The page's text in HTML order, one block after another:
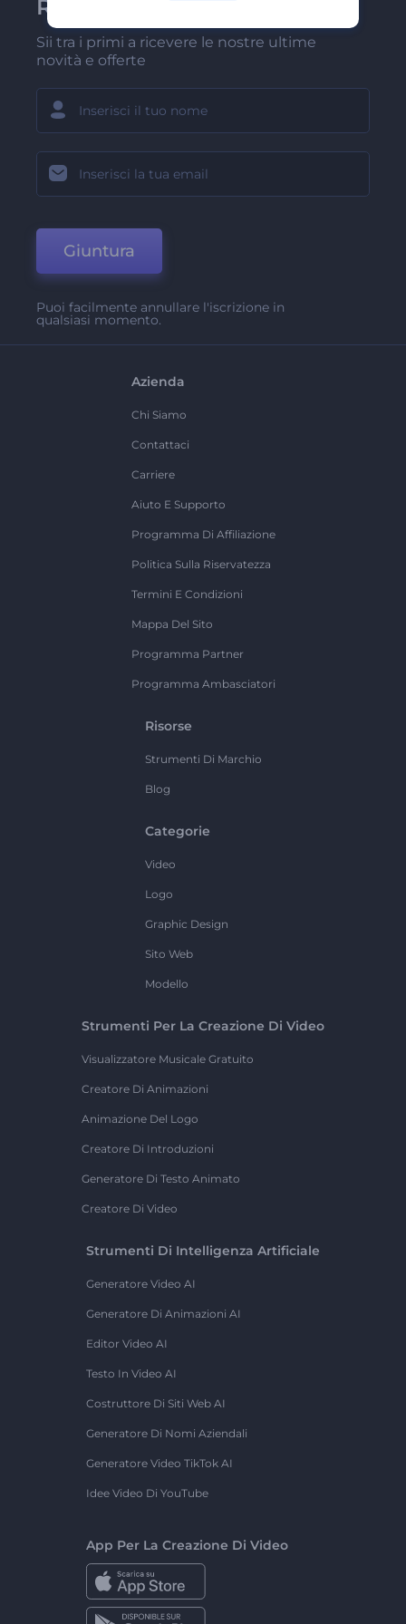
Renderforest
Sii tra i primi a ricevere le nostre ultime
novità e offerte
Giuntura
Puoi facilmente annullare l'iscrizione in
qualsiasi momento.
Azienda
Chi Siamo
Contattaci
Carriere
Aiuto E Supporto
Programma Di Affiliazione
Politica Sulla Riservatezza
Termini E Condizioni
Mappa Del Sito
Programma Partner
Programma Ambasciatori
Risorse
Strumenti Di Marchio
Blog
Categorie
Video
Logo
Graphic Design
Sito Web
Modello
Strumenti Per La Creazione Di Video
Visualizzatore Musicale Gratuito
Creatore Di Animazioni
Animazione Del Logo
Creatore Di Introduzioni
Generatore Di Testo Animato
Creatore Di Video
Strumenti Di Intelligenza Artificiale
Generatore Video AI
Generatore Di Animazioni AI
Editor Video AI
Testo In Video AI
Costruttore Di Siti Web AI
Generatore Di Nomi Aziendali
Generatore Video TikTok AI
Idee Video Di YouTube
App Per La Creazione Di Video